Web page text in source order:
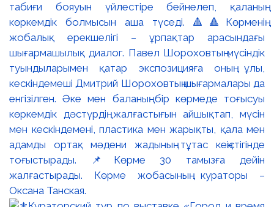
табиғи бояуын үйлестіре бейнелеп, қаланың
көркемдік болмысын аша түседі. 🔺🔺Көрменің
жобалық ерекшелігі – ұрпақтар арасындағы
шығармашылық диалог. Павел Шороховтың мүсіндік
туындыларымен қатар экспозицияға оның ұлы,
кескіндемеші Дмитрий Шороховтың шығармалары да
енгізілген. Әке мен баланың бір көрмеде тоғысуы
көркемдік дәстүрдің жалғастығын айшықтап, мүсін
мен кескіндемені, пластика мен жарықты, қала мен
адамды ортақ мәдени жадының тұтас кеңістігінде
тоғыстырады. 📌Көрме 30 тамызға дейін
жалғастырады. Көрме жобасының кураторы –
Оксана Танская.